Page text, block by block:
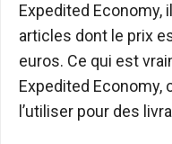
Expedited
articles dont le prix
euros. Ce qui est
Expedited Economy,
l’utiliser pour des